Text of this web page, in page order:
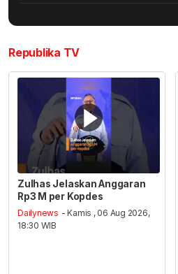
Republika TV
Zulhas Jelaskan Anggaran
Rp3 M per Kopdes
Dailynews - Kamis , 06 Aug 2026,
18:30 WIB